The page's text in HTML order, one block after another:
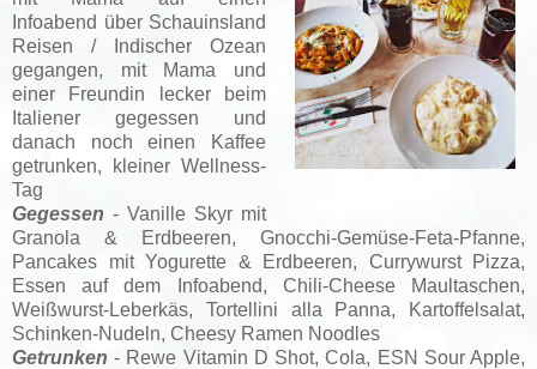
Infoabend über Schauinsland
Reisen / Indischer Ozean
gegangen, mit Mama und
einer Freundin lecker beim
Italiener gegessen und
danach noch einen Kaffee
getrunken, kleiner Wellness-
Tag
Gegessen - Vanille Skyr mit
Granola & Erdbeeren, Gnocchi-Gemüse-Feta-Pfanne,
Pancakes mit Yogurette & Erdbeeren, Currywurst Pizza,
Essen auf dem Infoabend, Chili-Cheese Maultaschen,
Weißwurst-Leberkäs, Tortellini alla Panna, Kartoffelsalat,
Schinken-Nudeln, Cheesy Ramen Noodles
Getrunken - Rewe Vitamin D Shot, Cola, ESN Sour Apple,